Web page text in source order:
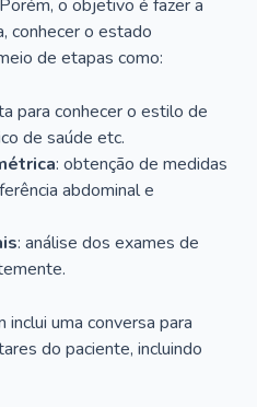
o objetivo é fazer a
conhecer o estado
de etapas como:
para conhecer o estilo de
de saúde etc.
: obtenção de medidas
abdominal e
: análise dos exames de
uma conversa para
do paciente, incluindo